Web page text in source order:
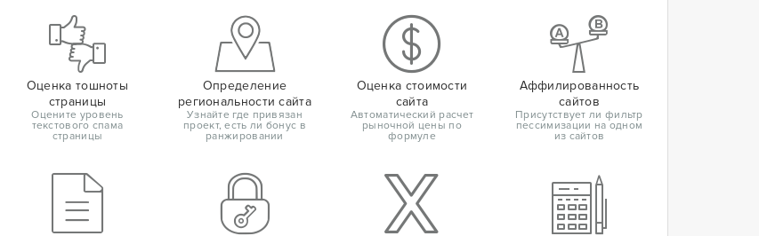
Оценка тошноты
страницы
Оцените уровень
текстового спама
страницы
Определение
региональности сайта
Узнайте где привязан
проект, есть ли бонус в
ранжировании
Оценка стоимости
сайта
Автоматический расчет
рыночной цены по
формуле
Аффилированность
сайтов
Присутствует ли фильтр
пессимизации на одном
из сайтов